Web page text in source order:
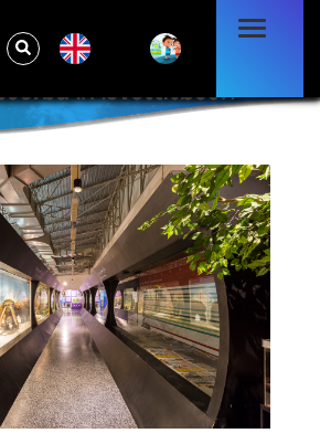
วิวัฒนาการของสิ่งมีชีวิต